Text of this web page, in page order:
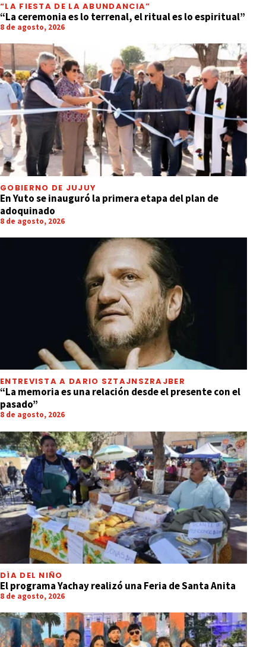
“LA FIESTA DE LA ABUNDANCIA”
“La ceremonia es lo terrenal, el ritual es lo espiritual”
8 de agosto, 2026
GOBIERNO DE JUJUY
En Yuto se inauguró la primera etapa del plan de
adoquinado
8 de agosto, 2026
ENTREVISTA A DARIO SZTAJNSZRAJBER
“La memoria es una relación desde el presente con el
pasado”
8 de agosto, 2026
DÍA DEL NIÑO
El programa Yachay realizó una Feria de Santa Anita
8 de agosto, 2026